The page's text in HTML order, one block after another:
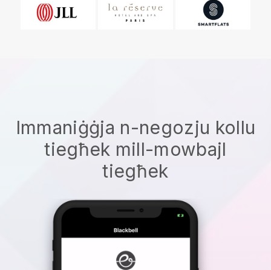
Immaniġġja n-negozju kollu
tiegħek mill-mowbajl
tiegħek